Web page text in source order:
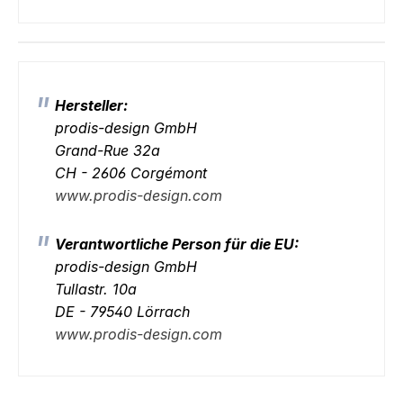
Hersteller:
prodis-design GmbH
Grand-Rue 32a
CH - 2606 Corgémont
www.prodis-design.com
Verantwortliche Person für die EU:
prodis-design GmbH
Tullastr. 10a
DE - 79540 Lörrach
www.prodis-design.com